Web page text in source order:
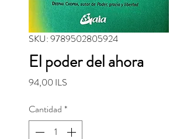
SKU: 9789502805924
El poder del ahora
94,00 ILS
Cantidad *